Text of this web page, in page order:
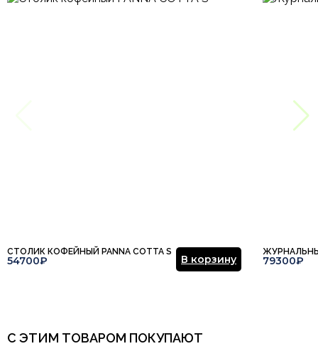
СТОЛИК КОФЕЙНЫЙ PANNA COTTA S
54700₽ В корзину 79300₽
С ЭТИМ ТОВАРОМ ПОКУПАЮТ